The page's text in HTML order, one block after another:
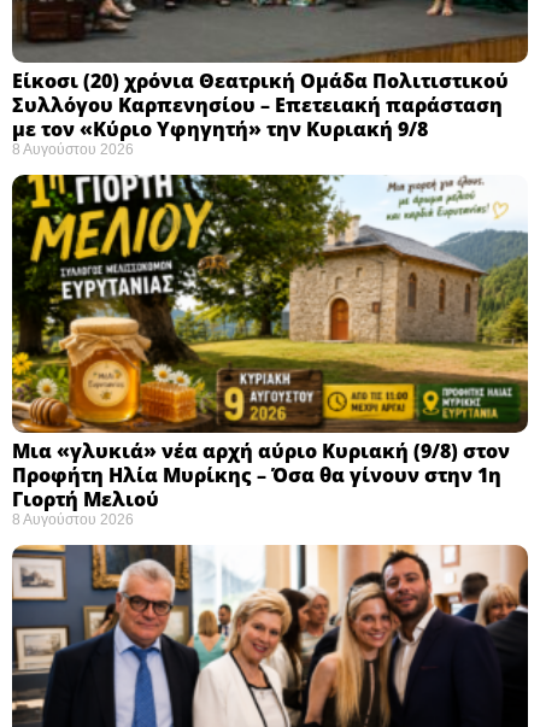
Eίκοσι (20) χρόνια Θεατρική Ομάδα Πολιτιστικού
Συλλόγου Καρπενησίου – Επετειακή παράσταση
με τον «Κύριο Υφηγητή» την Κυριακή 9/8
8 Αυγούστου 2026
Μια «γλυκιά» νέα αρχή αύριο Κυριακή (9/8) στον
Προφήτη Ηλία Μυρίκης – Όσα θα γίνουν στην 1η
Γιορτή Μελιού
8 Αυγούστου 2026